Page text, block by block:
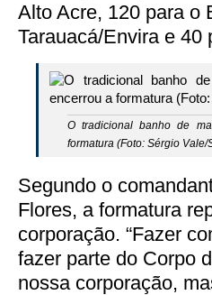
Alto Acre, 120 para o
Tarauacá/Envira e 40
O tradicional banho de
formatura (Foto: Sérgio Vale/
Segundo o
Flores, a formatura
corporação. “Fazer
fazer parte do Corpo
nossa corporação,